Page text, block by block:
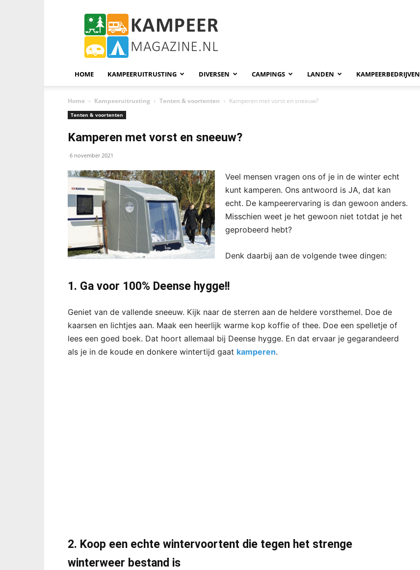
KampeerMagazine
HOME KAMPEERUITRUSTING DIVERSEN CAMPINGS LANDEN KAMPEERBEDRIJVEN
Home Kampeeruitrusting Tenten & voortenten Kamperen met vorst en sneeuw?
Tenten & voortenten
Kamperen met vorst en sneeuw?
6 november 2021
Veel mensen vragen ons of je in de winter echt
kunt kamperen. Ons antwoord is JA, dat kan
echt. De kampeerervaring is dan gewoon anders.
Misschien weet je het gewoon niet totdat je het
geprobeerd hebt?
Denk daarbij aan de volgende twee dingen:
1. Ga voor 100% Deense hygge!!
Geniet van de vallende sneeuw. Kijk naar de sterren aan de heldere vorsthemel. Doe de
kaarsen en lichtjes aan. Maak een heerlijk warme kop koffie of thee. Doe een spelletje of
lees een goed boek. Dat hoort allemaal bij Deense hygge. En dat ervaar je gegarandeerd
als je in de koude en donkere wintertijd gaat kamperen.
2. Koop een echte wintervoortent die tegen het strenge
winterweer bestand is